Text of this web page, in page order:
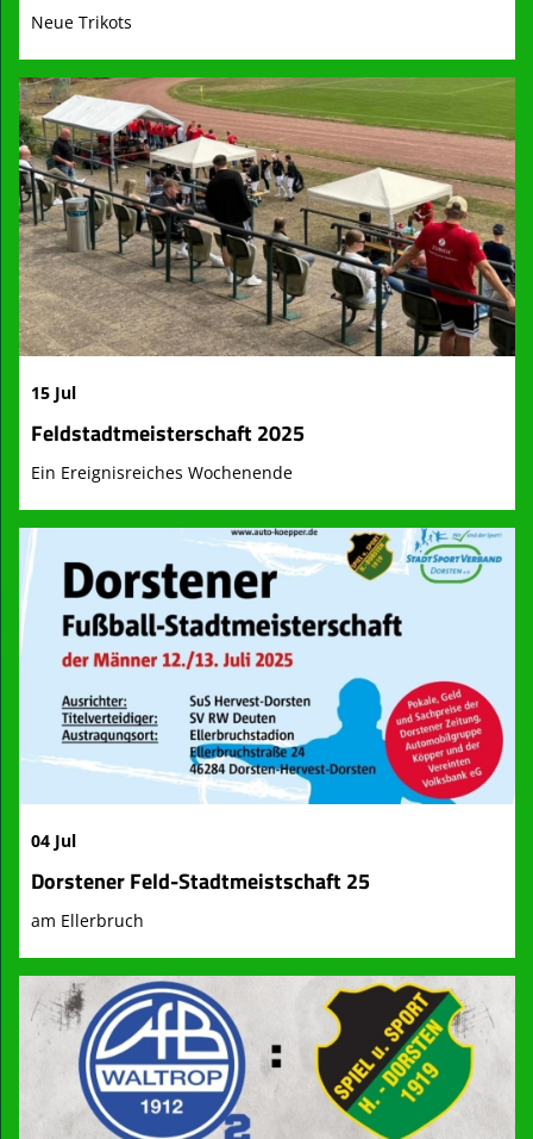
Neue Trikots
15 Jul
Feldstadtmeisterschaft 2025
Ein Ereignisreiches Wochenende
04 Jul
Dorstener Feld-Stadtmeistschaft 25
am Ellerbruch